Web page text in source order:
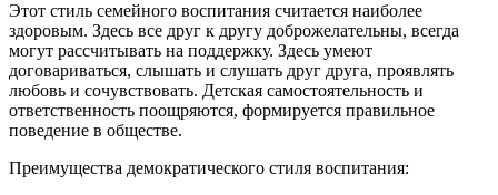
Этот стиль семейного воспитания считается наиболее
здоровым. Здесь все друг к другу доброжелательны, всегда
могут рассчитывать на поддержку. Здесь умеют
договариваться, слышать и слушать друг друга, проявлять
любовь и сочувствовать. Детская самостоятельность и
ответственность поощряются, формируется правильное
поведение в обществе.
Преимущества демократического стиля воспитания: